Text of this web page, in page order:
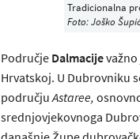
Tradicionalna
Foto: Joško
Područje Dalmacije
Hrvatskoj. U Dubrovniku
područjuAstaree,
srednjovjekovnoga